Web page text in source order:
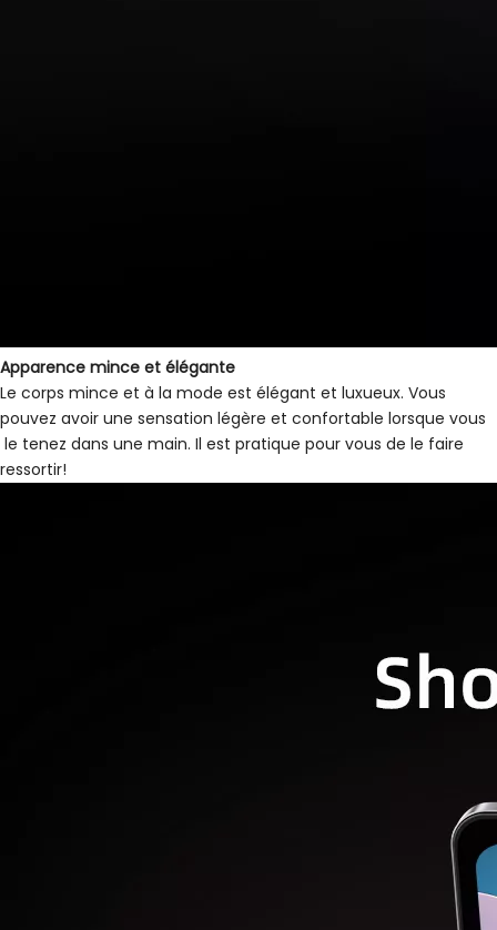
Apparence mince et élégante
Le corps mince et à la mode est élégant et luxueux. Vous
pouvez avoir une sensation légère et confortable lorsque vous
le tenez dans une main. Il est pratique pour vous de le faire
ressortir!